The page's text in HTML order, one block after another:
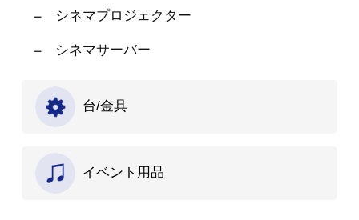
シネマプロジェクター
シネマサーバー
台/金具
イベント用品